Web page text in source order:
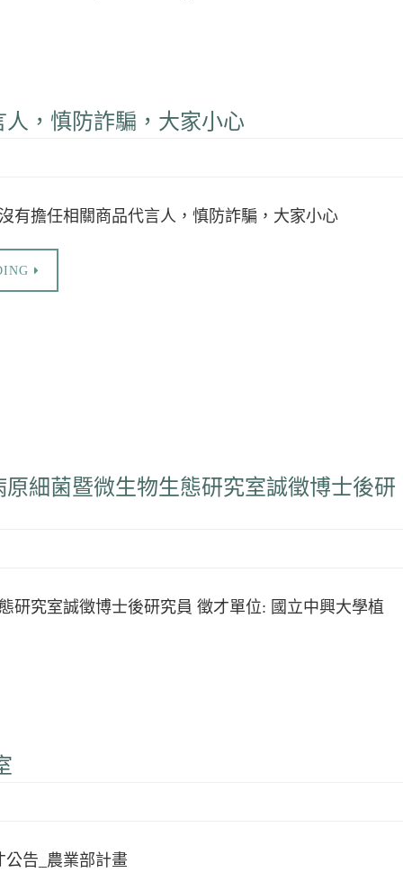
，慎防詐騙，大家小心
有擔任相關商品代言人，慎防詐騙，大家小心
細菌暨微生物生態研究室誠徵博士後研
研究室誠徵博士後研究員 徵才單位: 國立中興大學植
告_農業部計畫